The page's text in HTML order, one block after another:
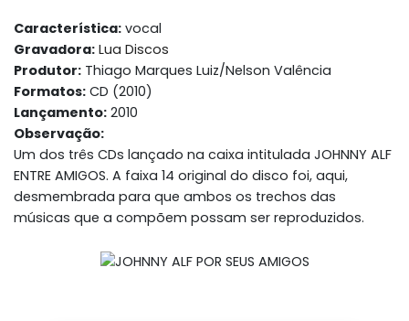
Característica: vocal
Gravadora: Lua Discos
Produtor: Thiago Marques Luiz/Nelson Valência
Formatos: CD (2010)
Lançamento: 2010
Observação:
Um dos três CDs lançado na caixa intitulada JOHNNY ALF
ENTRE AMIGOS. A faixa 14 original do disco foi, aqui,
desmembrada para que ambos os trechos das
músicas que a compõem possam ser reproduzidos.